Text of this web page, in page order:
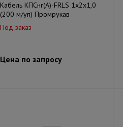
Кабель КПСнг(А)-FRLS 1х2х1,0
(200 м/уп) Промрукав
Под заказ
Цена по запросу